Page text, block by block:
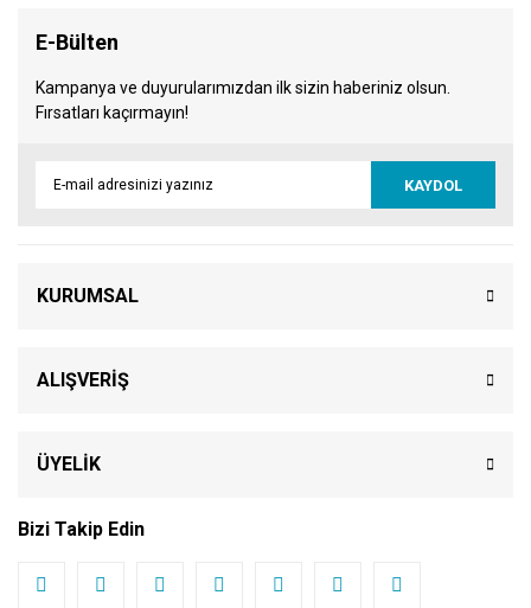
E-Bülten
Kampanya ve duyurularımızdan ilk sizin haberiniz olsun.
Fırsatları kaçırmayın!
KAYDOL
KURUMSAL
ALIŞVERİŞ
ÜYELİK
Bizi Takip Edin